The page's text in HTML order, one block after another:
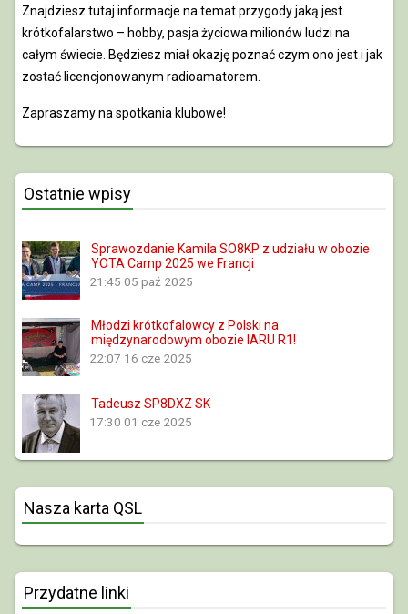
Znajdziesz tutaj informacje na temat przygody jaką jest
krótkofalarstwo – hobby, pasja życiowa milionów ludzi na
całym świecie. Będziesz miał okazję poznać czym ono jest i jak
zostać licencjonowanym radioamatorem.
Zapraszamy na spotkania klubowe!
Ostatnie wpisy
Sprawozdanie Kamila SO8KP z udziału w obozie
YOTA Camp 2025 we Francji
21:45 05 paź 2025
Młodzi krótkofalowcy z Polski na
międzynarodowym obozie IARU R1!
22:07 16 cze 2025
Tadeusz SP8DXZ SK
17:30 01 cze 2025
Nasza karta QSL
Przydatne linki